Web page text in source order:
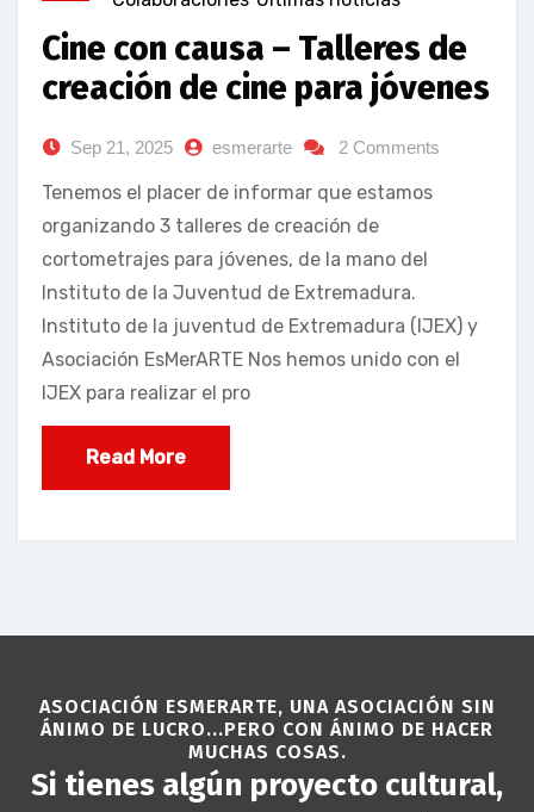
Cine con causa – Talleres de
creación de cine para jóvenes
Sep 21, 2025 esmerarte 2 Comments
Tenemos el placer de informar que estamos
organizando 3 talleres de creación de
cortometrajes para jóvenes, de la mano del
Instituto de la Juventud de Extremadura.
Instituto de la juventud de Extremadura (IJEX) y
Asociación EsMerARTE Nos hemos unido con el
IJEX para realizar el pro
Read More
ASOCIACIÓN ESMERARTE, UNA ASOCIACIÓN SIN
ÁNIMO DE LUCRO...PERO CON ÁNIMO DE HACER
MUCHAS COSAS.
Si tienes algún proyecto cultural,